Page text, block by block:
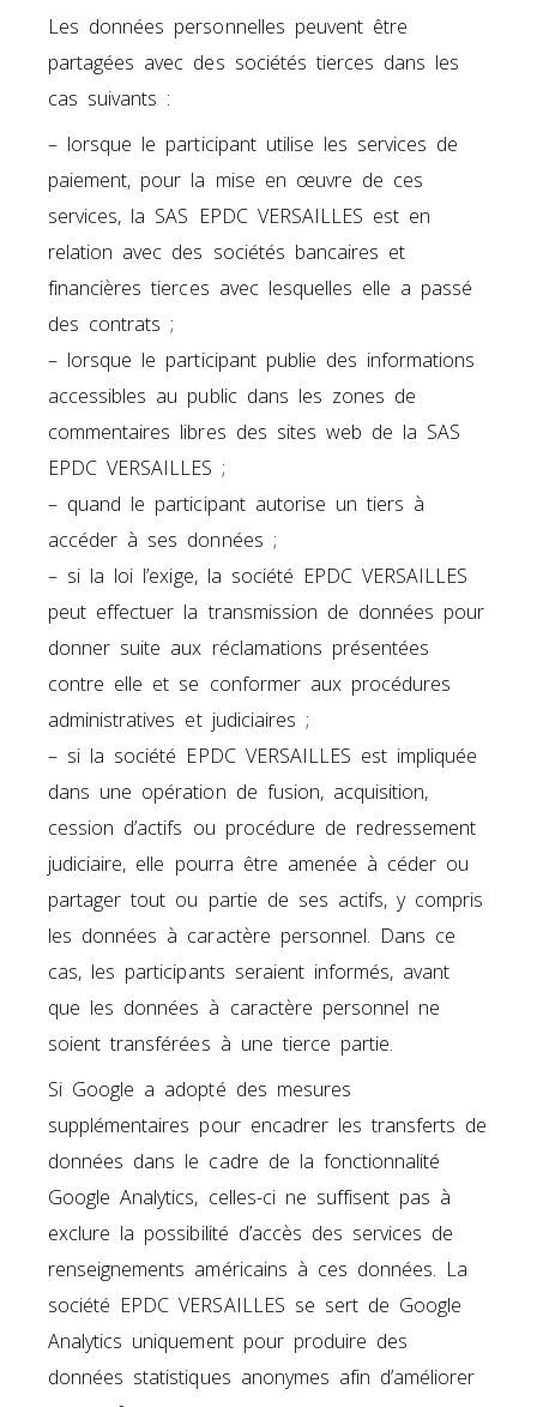
Les données personnelles peuvent être
partagées avec des sociétés tierces dans les
cas suivants :
– lorsque le participant utilise les services de
paiement, pour la mise en œuvre de ces
services, la SAS EPDC VERSAILLES est en
relation avec des sociétés bancaires et
financières tierces avec lesquelles elle a passé
des contrats ;
– lorsque le participant publie des informations
accessibles au public dans les zones de
commentaires libres des sites web de la SAS
EPDC VERSAILLES ;
– quand le participant autorise un tiers à
accéder à ses données ;
– si la loi l’exige, la société EPDC VERSAILLES
peut effectuer la transmission de données pour
donner suite aux réclamations présentées
contre elle et se conformer aux procédures
administratives et judiciaires ;
– si la société EPDC VERSAILLES est impliquée
dans une opération de fusion, acquisition,
cession d’actifs ou procédure de redressement
judiciaire, elle pourra être amenée à céder ou
partager tout ou partie de ses actifs, y compris
les données à caractère personnel. Dans ce
cas, les participants seraient informés, avant
que les données à caractère personnel ne
soient transférées à une tierce partie.
Si Google a adopté des mesures
supplémentaires pour encadrer les transferts de
données dans le cadre de la fonctionnalité
Google Analytics, celles-ci ne suffisent pas à
exclure la possibilité d’accès des services de
renseignements américains à ces données. La
société EPDC VERSAILLES se sert de Google
Analytics uniquement pour produire des
données statistiques anonymes afin d’améliorer